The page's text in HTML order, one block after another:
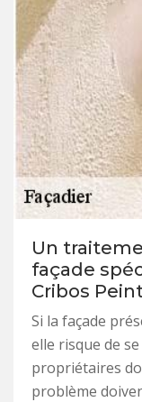
Un
façade
Cribos
Si la façade
elle risque de
propriétaires
problème